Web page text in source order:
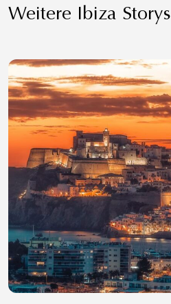
Weitere Ibiza Storys